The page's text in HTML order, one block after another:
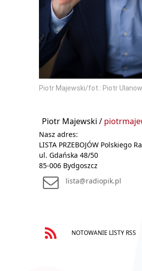
Piotr Majewski/fot.: Piotr
Piotr Majewski /
Nasz adres:
LISTA PRZEBOJÓW Polskiego
ul. Gdańska 48/50
85-006 Bydgoszcz
lista@radiopik.pl
NOTOWANIE LISTY RSS